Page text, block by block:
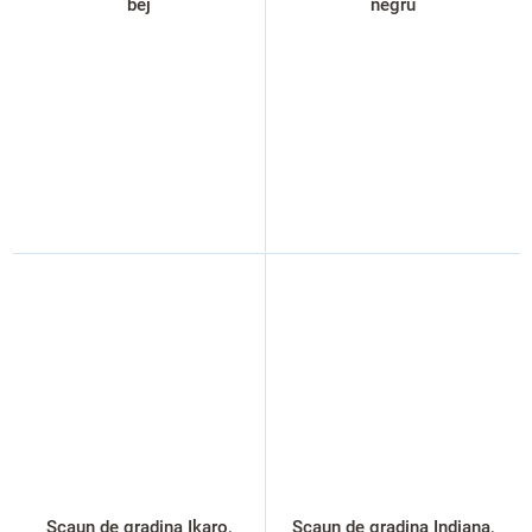
Scaun de gradina Ikaro,
Scaun de gradina Indiana,